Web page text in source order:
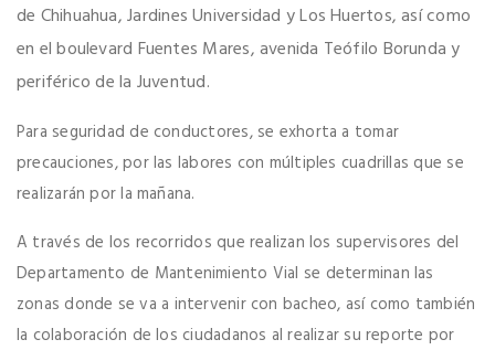
de Chihuahua, Jardines Universidad y Los Huertos, así como
en el boulevard Fuentes Mares, avenida Teófilo Borunda y
periférico de la Juventud.
Para seguridad de conductores, se exhorta a tomar
precauciones, por las labores con múltiples cuadrillas que se
realizarán por la mañana.
A través de los recorridos que realizan los supervisores del
Departamento de Mantenimiento Vial se determinan las
zonas donde se va a intervenir con bacheo, así como también
la colaboración de los ciudadanos al realizar su reporte por